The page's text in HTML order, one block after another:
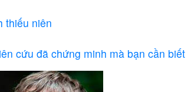
thiếu niên
cứu đã chứng minh mà bạn cần biết